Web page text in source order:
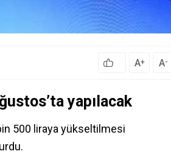
A+ A-
yapılacak
500 liraya yükseltilmesi
.